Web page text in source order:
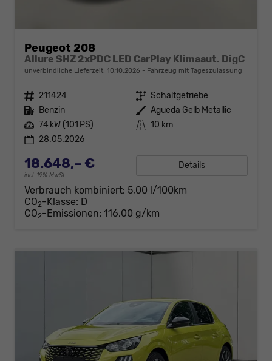
Peugeot 208
Allure SHZ 2xPDC LED CarPlay Klimaaut. DigC
unverbindliche Lieferzeit: 10.10.2026 Fahrzeug mit Tageszulassung
Fahrzeugnr. 211424 Getriebe Schaltgetriebe
Kraftstoff Benzin Außenfarbe Agueda Gelb Metallic
Leistung 74 kW (101 PS) Kilometerstand 10 km
28.05.2026
18.648,– €
incl. 19% MwSt.
Details
Verbrauch kombiniert: 5,00 l/100km
CO2-Klasse: D
CO2-Emissionen: 116,00 g/km